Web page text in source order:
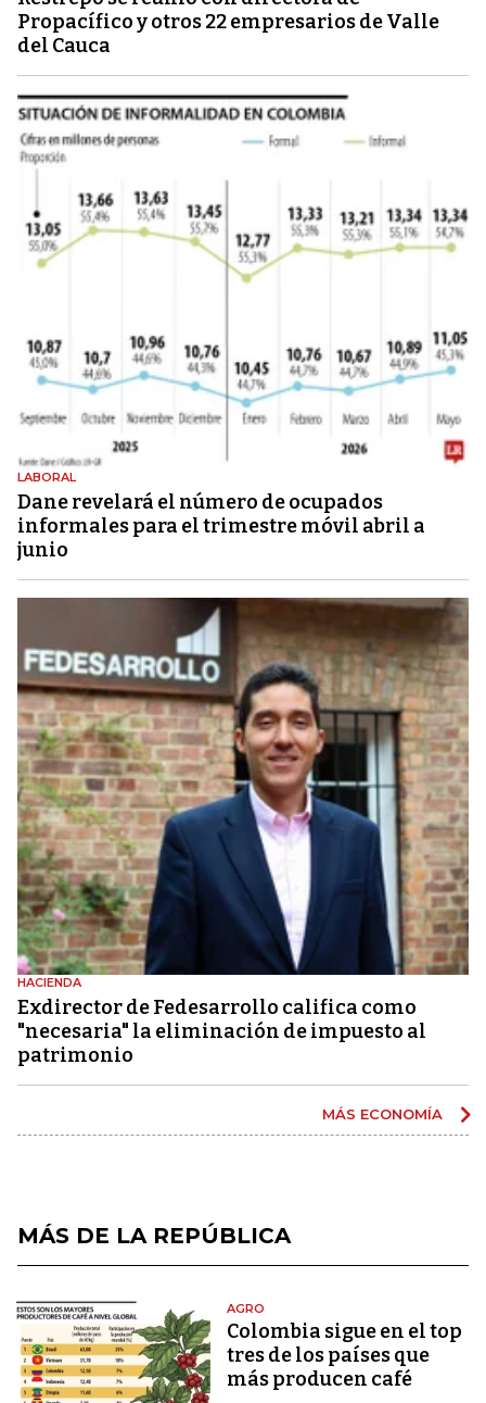
Propacífico y otros 22 empresarios de Valle
del Cauca
LABORAL
Dane revelará el número de ocupados
informales para el trimestre móvil abril a
junio
HACIENDA
Exdirector de Fedesarrollo califica como
"necesaria" la eliminación de impuesto al
patrimonio
MÁS ECONOMÍA
MÁS DE LA REPÚBLICA
AGRO
Colombia sigue en el top
tres de los países que
más producen café